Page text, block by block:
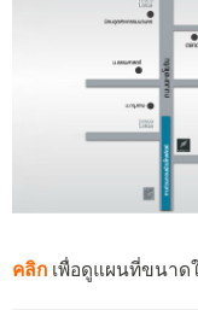
คลิก เพื่อดูแผนที่ขนาด